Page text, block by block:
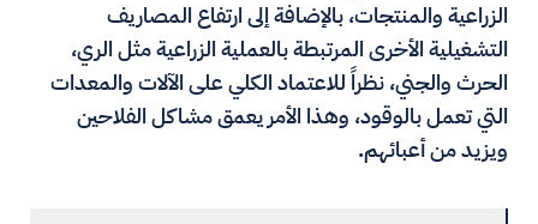
الزراعية والمنتجات، بالإضافة إلى ارتفاع المصاريف
التشغيلية الأخرى المرتبطة بالعملية الزراعية مثل الري،
الحرث والجني، نظراً للاعتماد الكلي على الآلات والمعدات
التي تعمل بالوقود، وهذا الأمر يعمق مشاكل الفلاحين
ويزيد من أعبائهم.